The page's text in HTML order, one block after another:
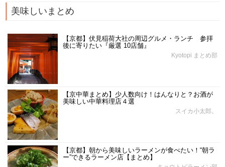
美味しいまとめ
【京都】伏見稲荷大社の周辺グルメ・ランチ 参拝
後に寄りたい『厳選 10店舗』
Kyotopi まとめ部
【京中華まとめ】少人数向け！はんなりと？お酒が
美味しい中華料理店４選
スイカ小太郎。
【京都】朝から美味しいラーメンが食べたい！“朝ラ
ー”できるラーメン店【まとめ】